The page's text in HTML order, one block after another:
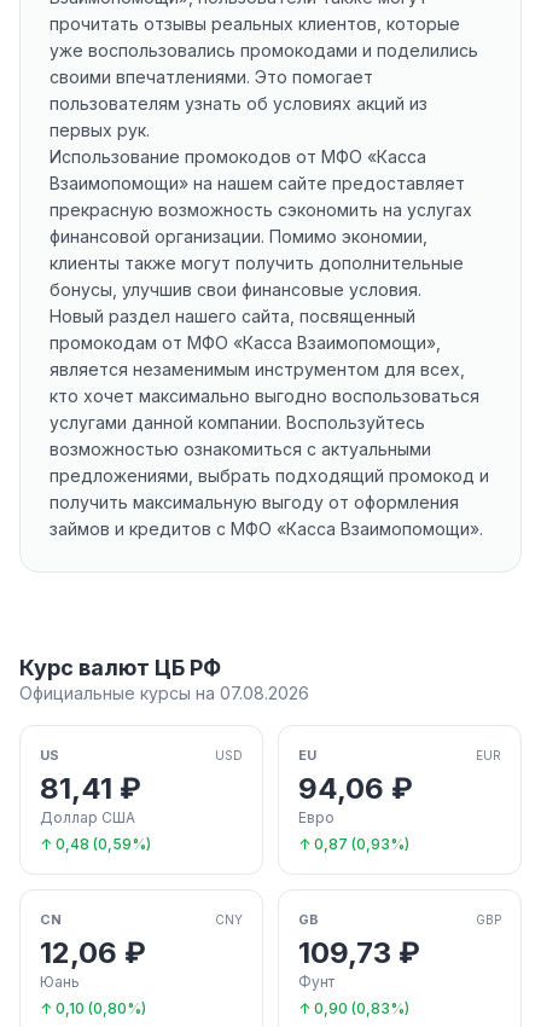
прочитать отзывы реальных клиентов, которые
уже воспользовались промокодами и поделились
своими впечатлениями. Это помогает
пользователям узнать об условиях акций из
первых рук.
Использование промокодов от МФО «Касса
Взаимопомощи» на нашем сайте предоставляет
прекрасную возможность сэкономить на услугах
финансовой организации. Помимо экономии,
клиенты также могут получить дополнительные
бонусы, улучшив свои финансовые условия.
Новый раздел нашего сайта, посвященный
промокодам от МФО «Касса Взаимопомощи»,
является незаменимым инструментом для всех,
кто хочет максимально выгодно воспользоваться
услугами данной компании. Воспользуйтесь
возможностью ознакомиться с актуальными
предложениями, выбрать подходящий промокод и
получить максимальную выгоду от оформления
займов и кредитов с МФО «Касса Взаимопомощи».
Курс валют ЦБ РФ
Официальные курсы на 07.08.2026
US USD
81,41 ₽
Доллар США
↑ 0,48 (0,59%)
EU EUR
94,06 ₽
Евро
↑ 0,87 (0,93%)
CN CNY
12,06 ₽
Юань
↑ 0,10 (0,80%)
GB GBP
109,73 ₽
Фунт
↑ 0,90 (0,83%)